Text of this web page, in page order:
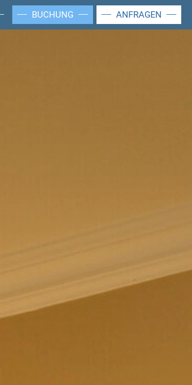
BUCHUNG ANFRAGEN